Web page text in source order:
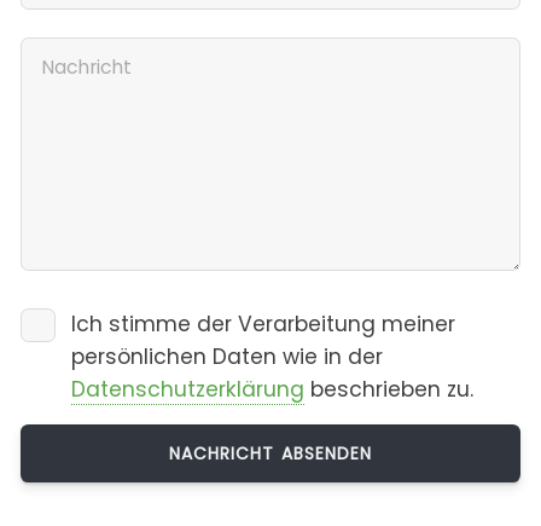
Ich stimme der Verarbeitung meiner
persönlichen Daten wie in der
Datenschutzerklärung beschrieben zu.